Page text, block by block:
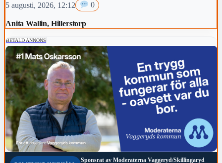
5 augusti, 2026, 12:12 0
Anita Wallin, Hillerstorp
BETALD ANNONS
Sponsrat av Moderaterna Vaggeryd/Skillingaryd